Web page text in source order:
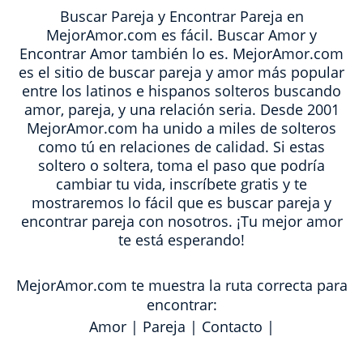
Buscar Pareja y Encontrar Pareja en
MejorAmor.com es fácil. Buscar Amor y
Encontrar Amor también lo es. MejorAmor.com
es el sitio de buscar pareja y amor más popular
entre los latinos e hispanos solteros buscando
amor, pareja, y una relación seria. Desde 2001
MejorAmor.com ha unido a miles de solteros
como tú en relaciones de calidad. Si estas
soltero o soltera, toma el paso que podría
cambiar tu vida, inscríbete gratis y te
mostraremos lo fácil que es buscar pareja y
encontrar pareja con nosotros. ¡Tu mejor amor
te está esperando!
MejorAmor.com te muestra la ruta correcta para
encontrar:
Amor| Pareja | Contacto |